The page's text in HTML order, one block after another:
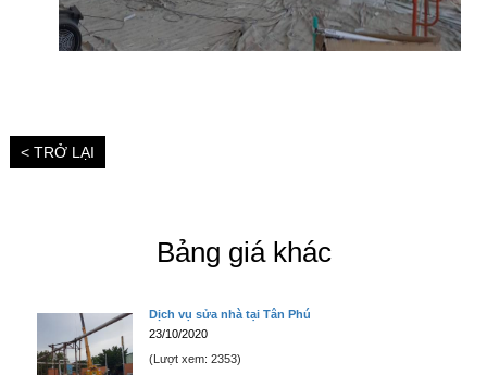
< TRỞ LẠI
Bảng giá khác
Dịch vụ sửa nhà tại Tân Phú
23/10/2020
(Lượt xem: 2353)